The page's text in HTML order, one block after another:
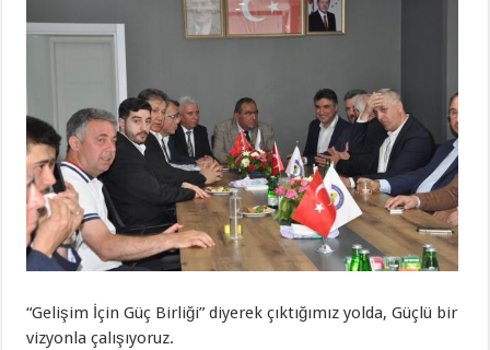
“Gelişim İçin Güç Birliği” diyerek çıktığımız yolda, Güçlü bir
vizyonla çalışıyoruz.